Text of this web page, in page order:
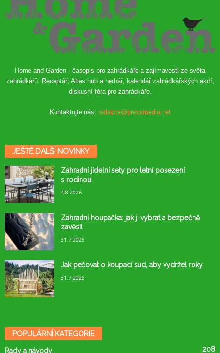
Home and Garden - časopis pro zahrádkáře a zajímavosti ze světa
zahrádkářů. Receptář, Atlas hub a herbář, kalendář zahrádkářských akcí,
diskusní fóra pro zahrádkáře.
Kontaktujte nás: redakce@pressmedia.net
JEŠTĚ DALŠÍ NOVINKY
Zahradní jídelní sety pro letní posezení
s rodinou
4.8.2026
Zahradní houpačka: jak ji vybrat a bezpečně
zavěsit
31.7.2026
Jak pečovat o koupací sud, aby vydržel roky
31.7.2026
POPULÁRNÍ KATEGORIE
Rady a návody 208